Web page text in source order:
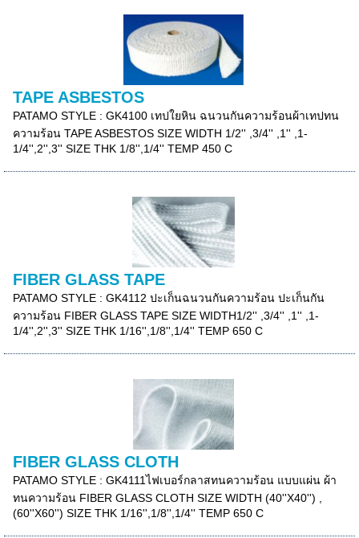
TAPE ASBESTOS
PATAMO STYLE : GK4100 เทปใยหิน ฉนวนกันความร้อนผ้าเทปทน
ความร้อน TAPE ASBESTOS SIZE WIDTH 1/2'' ,3/4'' ,1'' ,1-
1/4'',2'',3'' SIZE THK 1/8'',1/4'' TEMP 450 C
FIBER GLASS TAPE
PATAMO STYLE : GK4112 ปะเก็นฉนวนกันความร้อน ปะเก็นกัน
ความร้อน FIBER GLASS TAPE SIZE WIDTH1/2'' ,3/4'' ,1'' ,1-
1/4'',2'',3'' SIZE THK 1/16'',1/8'',1/4'' TEMP 650 C
FIBER GLASS CLOTH
PATAMO STYLE : GK4111ไฟเบอร์กลาสทนความร้อน แบบแผ่น ผ้า
ทนความร้อน FIBER GLASS CLOTH SIZE WIDTH (40''X40'') ,
(60''X60'') SIZE THK 1/16'',1/8'',1/4'' TEMP 650 C